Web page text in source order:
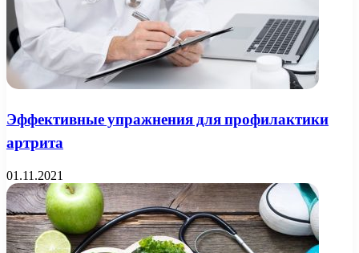
Эффективные упражнения для профилактики
артрита
01.11.2021